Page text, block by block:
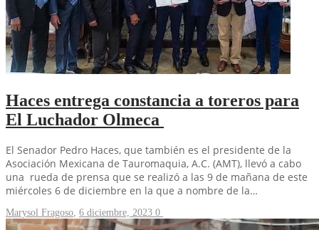
Haces entrega constancia a toreros para
El Luchador Olmeca
El Senador Pedro Haces, que también es el presidente de la
Asociación Mexicana de Tauromaquia, A.C. (AMT), llevó a cabo
una rueda de prensa que se realizó a las 9 de mañana de este
miércoles 6 de diciembre en la que a nombre de la…
Marysol Fragoso, 6 diciembre, 2023 0